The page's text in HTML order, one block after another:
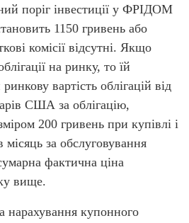
поріг інвестиції у ФРІДОМ
1150 гривень або
комісії відсутні. Якщо
на ринку, то їй
вартість облігацій від
США за облігацію,
200 гривень при купівлі і
за обслуговування
фактична ціна
вище.
нарахування купонного